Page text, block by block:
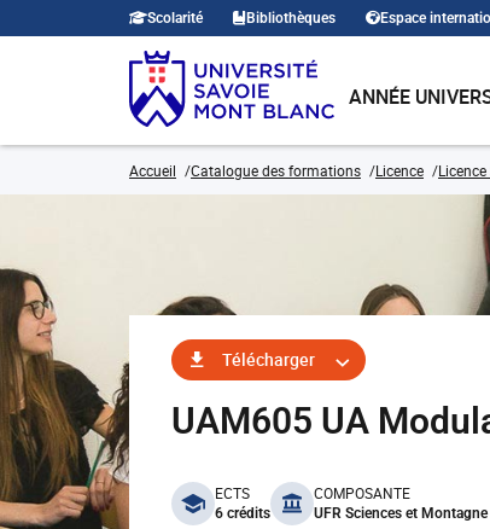
Scolarité Bibliothèques Espace
ANNÉE
Accueil Catalogue des formations Licence
Télécharger
UAM605 UA
benefits
ECTS
6 crédits
COMPOSANTE
UFR Sciences et Montagne